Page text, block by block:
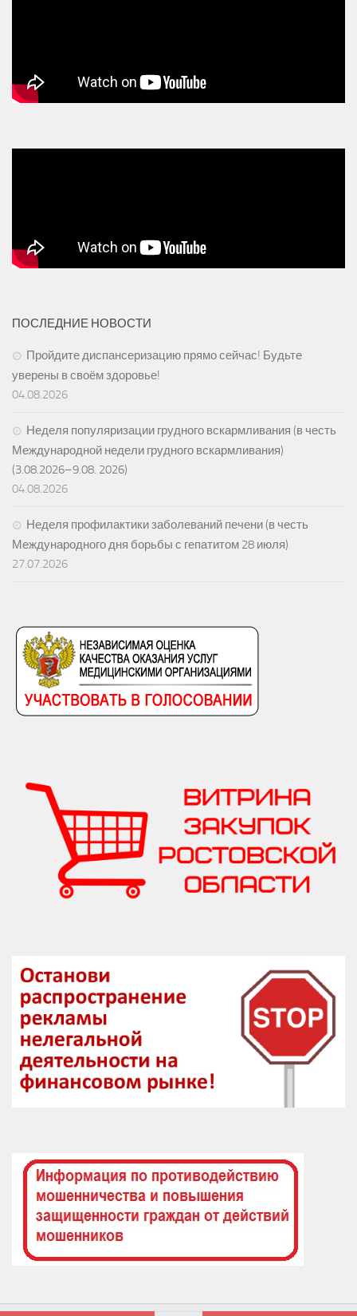
ПОСЛЕДНИЕ НОВОСТИ
Пройдите диспансеризацию прямо сейчас! Будьте
уверены в своём здоровье!
04.08.2026
Неделя популяризации грудного вскармливания (в честь
Международной недели грудного вскармливания)
(3.08.2026–9.08. 2026)
04.08.2026
Неделя профилактики заболеваний печени (в честь
Международного дня борьбы с гепатитом 28 июля)
27.07.2026